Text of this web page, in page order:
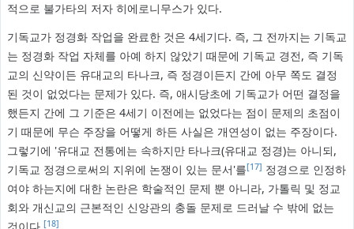
적으로 불가타의 저자 히에로니무스가 있다.
기독교가 정경화 작업을 완료한 것은 4세기다. 즉, 그 전까지는 기독교
는 정경화 작업 자체를 아예 하지 않았기 때문에 기독교 경전, 즉 기독
교의 신약이든 유대교의 타나크, 즉 정경이든지 간에 아무 쪽도 결정
된 것이 없었다는 문제가 있다. 즉, 애시당초에 기독교가 어떤 결정을
했든지 간에 그 기준은 4세기 이전에는 없었다는 점이 문제의 초점이
기 때문에 무슨 주장을 어떻게 하든 사실은 개연성이 없는 주장이다.
그렇기에 '유대교 전통에는 속하지만 타나크(유대교 정경)는 아니되,
기독교 정경으로써의 지위에 논쟁이 있는 문서'를[17] 정경으로 인정하
여야 하는지에 대한 논란은 학술적인 문제 뿐 아니라, 가톨릭 및 정교
회와 개신교의 근본적인 신앙관의 충돌 문제로 드러날 수 밖에 없는
[18]